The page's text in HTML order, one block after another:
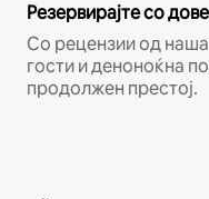
Резервирајте со
Со рецензии од
гости и деноноќна
продолжен престој.